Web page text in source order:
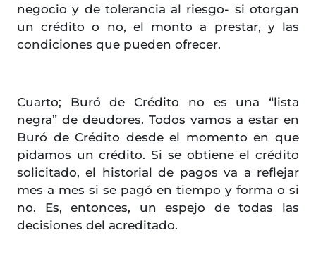
negocio y de tolerancia al riesgo- si otorgan
un crédito o no, el monto a prestar, y las
condiciones que pueden ofrecer.
Cuarto; Buró de Crédito no es una “lista
negra” de deudores. Todos vamos a estar en
Buró de Crédito desde el momento en que
pidamos un crédito. Si se obtiene el crédito
solicitado, el historial de pagos va a reflejar
mes a mes si se pagó en tiempo y forma o si
no. Es, entonces, un espejo de todas las
decisiones del acreditado.